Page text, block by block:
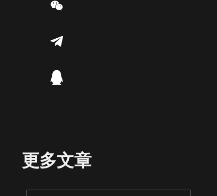
更多文章